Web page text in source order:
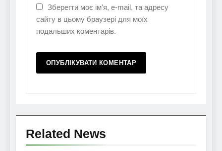
Зберегти моє ім'я, e-mail, та адресу
сайту в цьому браузері для моїх
подальших коментарів.
Related News